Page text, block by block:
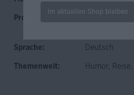
Produktkategorie: Dialekt
Sprache: Deutsch
Themenwelt: Humor , Reise
Im aktuellen Shop bleiben